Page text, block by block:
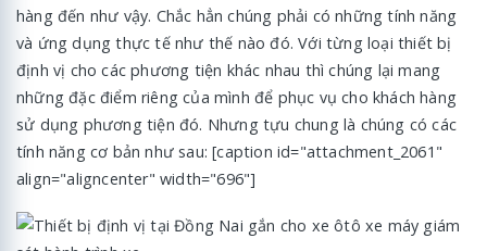
hàng đến như vậy. Chắc hẳn chúng phải có những tính năng
và ứng dụng thực tế như thế nào đó. Với từng loại thiết bị
định vị cho các phương tiện khác nhau thì chúng lại mang
những đặc điểm riêng của mình để phục vụ cho khách hàng
sử dụng phương tiện đó. Nhưng tựu chung là chúng có các
tính năng cơ bản như sau: [caption id="attachment_2061"
align="aligncenter" width="696"]